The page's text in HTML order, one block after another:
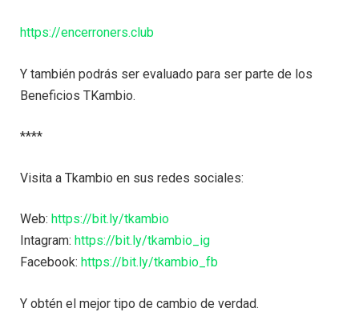
https://encerroners.club
Y también podrás ser evaluado para ser parte de los
Beneficios TKambio.
****
Visita a Tkambio en sus redes sociales:
Web: https://bit.ly/tkambio
Intagram: https://bit.ly/tkambio_ig
Facebook: https://bit.ly/tkambio_fb
Y obtén el mejor tipo de cambio de verdad.